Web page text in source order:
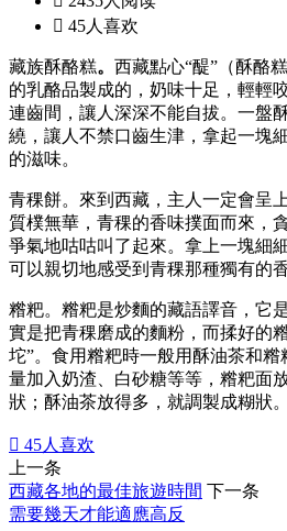
 45人喜欢
藏族酥酪糕。 西藏點心“醍”（酥酪
的乳酪品製成的，奶味十足，輕輕
連齒間，讓人深深不能自拔。一盤
繞，讓人不禁口齒生津，拿起一塊
的滋味。
青稞餅。來到西藏，主人一定會呈
質樸無華，青稞的香味撲面而來，
爭氣地咕咕叫了起來。拿上一塊細
可以親切地感受到青稞那種獨有的香
糌粑。糌粑是炒麵的藏語譯音，它
實是把青稞磨成的麵粉，而揉好的
坨”。食用糌粑時一般用酥油茶和
量加入奶渣、白砂糖等等，糌粑面
狀；酥油茶放得多，就調製成糊狀。
 45人喜欢
上一条
西藏各地的最佳旅遊時間 下一条
需要幾天才能適應高反